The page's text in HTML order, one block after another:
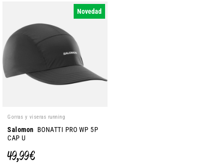
Novedad
Gorras y viseras running
Salomon BONATTI PRO WP 5P
CAP U
49,99 €